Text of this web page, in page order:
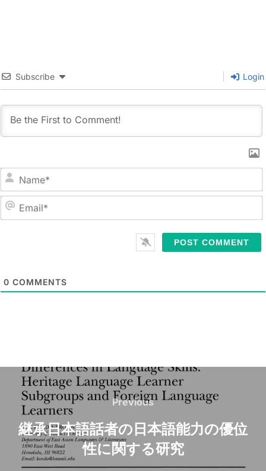
Subscribe Login
N
m
*0 COMMENTS
Post
navigation
Previous
Previous
継承日本語話者の日本語能力の優位
性に関する研究